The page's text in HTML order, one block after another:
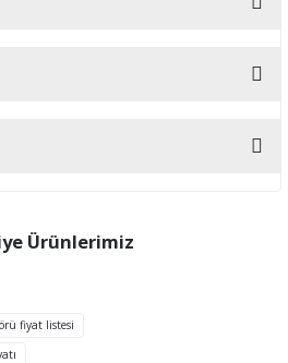
yorumu siz yapın!
ederiz.
Ürünlerimiz
fiyat listesi